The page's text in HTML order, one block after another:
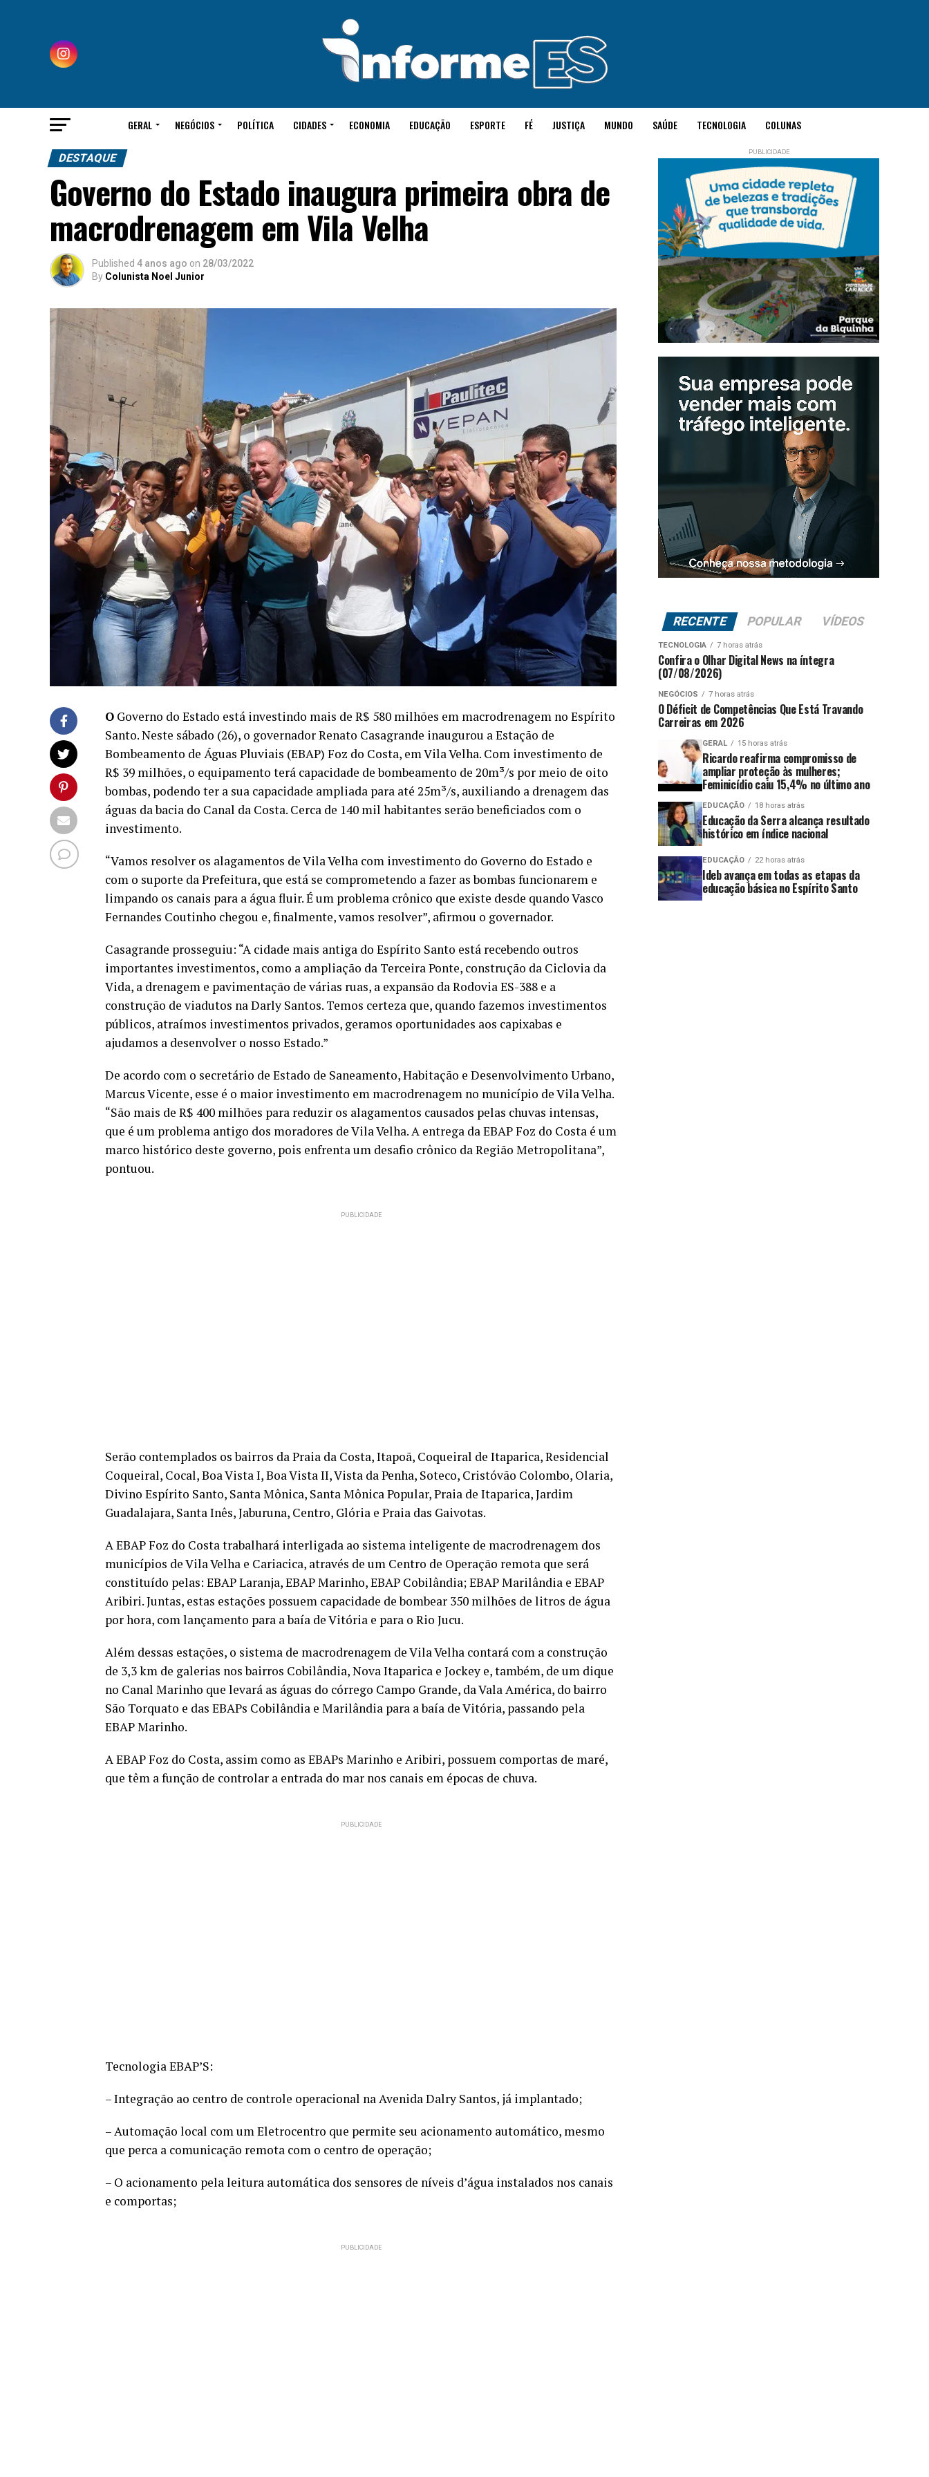
GERAL NEGÓCIOS POLÍTICA CIDADES ECONOMIA EDUCAÇÃO ESPORTE FÉ JUSTIÇA MUNDO SAÚDE TECNOLOGIA COLUNAS
DESTAQUE
Governo do Estado inaugura primeira obra de
macrodrenagem em Vila Velha
Published 4 anos ago on 28/03/2022
By Colunista Noel Junior
O Governo do Estado está investindo mais de R$ 580 milhões em macrodrenagem no Espírito
Santo. Neste sábado (26), o governador Renato Casagrande inaugurou a Estação de
Bombeamento de Águas Pluviais (EBAP) Foz do Costa, em Vila Velha. Com investimento de
R$ 39 milhões, o equipamento terá capacidade de bombeamento de 20m³/s por meio de oito
bombas, podendo ter a sua capacidade ampliada para até 25m³/s, auxiliando a drenagem das
águas da bacia do Canal da Costa. Cerca de 140 mil habitantes serão beneficiados com o
investimento.
“Vamos resolver os alagamentos de Vila Velha com investimento do Governo do Estado e
com o suporte da Prefeitura, que está se comprometendo a fazer as bombas funcionarem e
limpando os canais para a água fluir. É um problema crônico que existe desde quando Vasco
Fernandes Coutinho chegou e, finalmente, vamos resolver”, afirmou o governador.
Casagrande prosseguiu: “A cidade mais antiga do Espírito Santo está recebendo outros
importantes investimentos, como a ampliação da Terceira Ponte, construção da Ciclovia da
Vida, a drenagem e pavimentação de várias ruas, a expansão da Rodovia ES-388 e a
construção de viadutos na Darly Santos. Temos certeza que, quando fazemos investimentos
públicos, atraímos investimentos privados, geramos oportunidades aos capixabas e
ajudamos a desenvolver o nosso Estado.”
De acordo com o secretário de Estado de Saneamento, Habitação e Desenvolvimento Urbano,
Marcus Vicente, esse é o maior investimento em macrodrenagem no município de Vila Velha.
“São mais de R$ 400 milhões para reduzir os alagamentos causados pelas chuvas intensas,
que é um problema antigo dos moradores de Vila Velha. A entrega da EBAP Foz do Costa é um
marco histórico deste governo, pois enfrenta um desafio crônico da Região Metropolitana”,
pontuou.
Serão contemplados os bairros da Praia da Costa, Itapoã, Coqueiral de Itaparica, Residencial
Coqueiral, Cocal, Boa Vista I, Boa Vista II, Vista da Penha, Soteco, Cristóvão Colombo, Olaria,
Divino Espírito Santo, Santa Mônica, Santa Mônica Popular, Praia de Itaparica, Jardim
Guadalajara, Santa Inês, Jaburuna, Centro, Glória e Praia das Gaivotas.
A EBAP Foz do Costa trabalhará interligada ao sistema inteligente de macrodrenagem dos
municípios de Vila Velha e Cariacica, através de um Centro de Operação remota que será
constituído pelas: EBAP Laranja, EBAP Marinho, EBAP Cobilândia; EBAP Marilândia e EBAP
Aribiri. Juntas, estas estações possuem capacidade de bombear 350 milhões de litros de água
por hora, com lançamento para a baía de Vitória e para o Rio Jucu.
Além dessas estações, o sistema de macrodrenagem de Vila Velha contará com a construção
de 3,3 km de galerias nos bairros Cobilândia, Nova Itaparica e Jockey e, também, de um dique
no Canal Marinho que levará as águas do córrego Campo Grande, da Vala América, do bairro
São Torquato e das EBAPs Cobilândia e Marilândia para a baía de Vitória, passando pela
EBAP Marinho.
A EBAP Foz do Costa, assim como as EBAPs Marinho e Aribiri, possuem comportas de maré,
que têm a função de controlar a entrada do mar nos canais em épocas de chuva.
Tecnologia EBAP’S:
– Integração ao centro de controle operacional na Avenida Dalry Santos, já implantado;
– Automação local com um Eletrocentro que permite seu acionamento automático, mesmo
que perca a comunicação remota com o centro de operação;
– O acionamento pela leitura automática dos sensores de níveis d’água instalados nos canais
e comportas;
RECENTE POPULAR VÍDEOS
TECNOLOGIA 7 horas atrás
Confira o Olhar Digital News na íntegra
(07/08/2026)
NEGÓCIOS 7 horas atrás
O Déficit de Competências Que Está Travando
Carreiras em 2026
GERAL 15 horas atrás
Ricardo reafirma compromisso de
ampliar proteção às mulheres;
Feminicídio caiu 15,4% no último ano
EDUCAÇÃO 18 horas atrás
Educação da Serra alcança resultado
histórico em índice nacional
EDUCAÇÃO 22 horas atrás
Ideb avança em todas as etapas da
educação básica no Espírito Santo